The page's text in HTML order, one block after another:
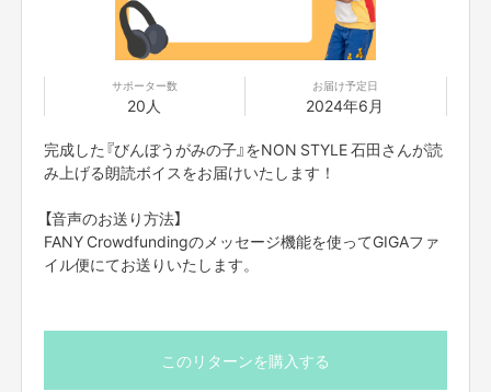
僕は貧しい家庭で育ちました。もしかしたら家に貧乏神がいたのかもしれま
僕は考えました。貧乏神にも家族がいるかもしれない。貧乏神の子供はどん
自分や自分の家族がいるせいで誰かが貧しくなっていく。そんなの耐えられ
るかな。それを考えるととても切なくなりました。
それどころか、僕は普通の人よりも幸福度が高いと思っているんです。小さ
な幸せを見つけるのが得意なんだと思います。
それは貧しく育ったからなのかもしれない。だとしたら僕は貧乏神に感謝を
な思いで、この絵本を作りました。
サポーター数
20人
お届け予定日
2024年6月
完成した『びんぼうがみの子』をNON STYLE 石田さんが読
み上げる朗読ボイスをお届けいたします！
【音声のお送り方法】
FANY Crowdfundingのメッセージ機能を使ってGIGAファ
イル便にてお送りいたします。
このリターンを購入する